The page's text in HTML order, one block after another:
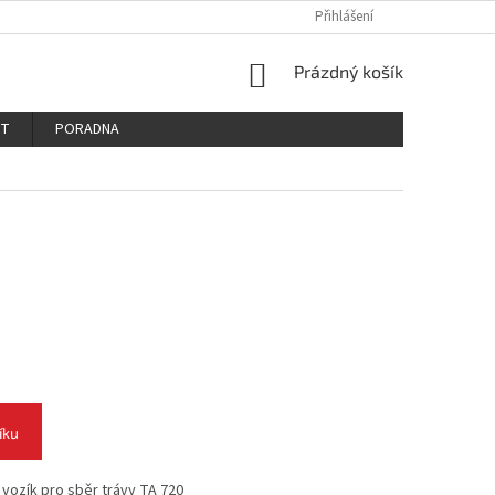
REKLAMAČNÍ ŘÁD
Přihlášení
NÁKUPNÍ
Prázdný košík
PORADNA
pro sběr trávy TA 720